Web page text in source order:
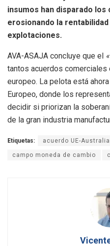
insumos han disparado
erosionando la
explotaciones.
AVA-ASAJA concluye que el
tantos acuerdos
europeo. La pelota está
Europeo, donde los
decidir si priorizan la
de la gran industria
Etiquetas: acuerdo UE-Australia
campo moneda de cambio